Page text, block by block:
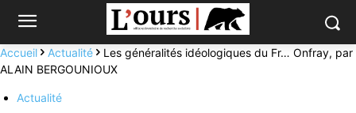
Accueil Actualité
Les généralités idéologiques du Fr… Onfray, par
ALAIN BERGOUNIOUX
Actualité